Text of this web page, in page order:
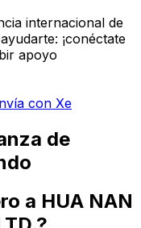
internacional de
¡conéctate
apoyo
con Xe
de
a HUA NAN